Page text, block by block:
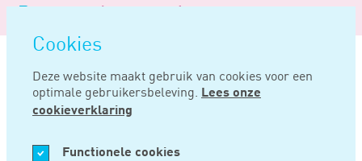
overslaan
Cookies
Deze website maakt gebruik van cookies voor een
optimale gebruikersbeleving. Lees onze
cookieverklaring
Functionele cookies
Logo
Noord
Negentig
Home Nieuws
APR 30, 2019